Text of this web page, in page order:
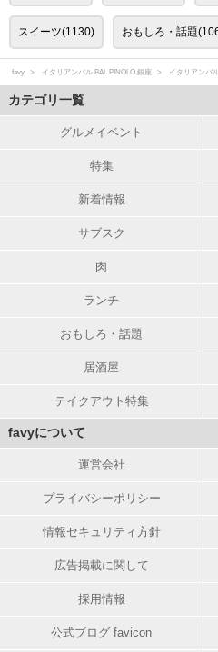
スイーツ(1130) おもしろ・話題
favy イタリアンバル BAL PINOLO 銀座 イタリアンバ
カテゴリ一覧
グルメイベント
特集
新着情報
サブスク
肉
ランチ
おもしろ・話題
居酒屋
テイクアウト特集
favyについて
運営会社
プライバシーポリシー
情報セキュリティ方針
広告掲載に関して
採用情報
公式ブログ favicon